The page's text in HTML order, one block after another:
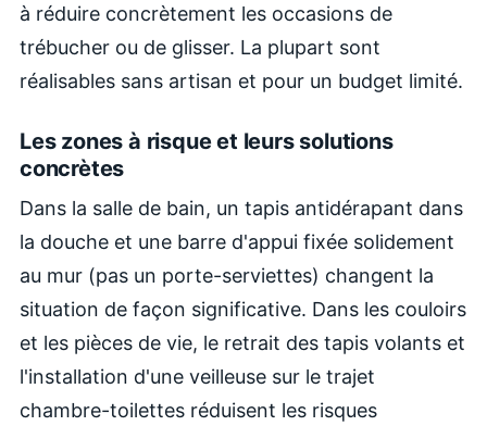
à réduire concrètement les occasions de
trébucher ou de glisser. La plupart sont
réalisables sans artisan et pour un budget limité.
Les zones à risque et leurs solutions
concrètes
Dans la salle de bain, un tapis antidérapant dans
la douche et une barre d'appui fixée solidement
au mur (pas un porte-serviettes) changent la
situation de façon significative. Dans les couloirs
et les pièces de vie, le retrait des tapis volants et
l'installation d'une veilleuse sur le trajet
chambre-toilettes réduisent les risques